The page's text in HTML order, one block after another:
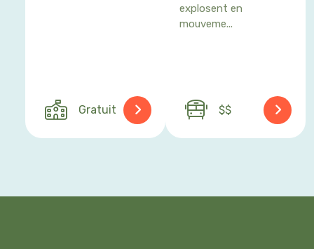
Gratuit
explosent en
mouveme...
$$